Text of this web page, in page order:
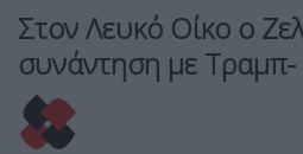
Στον Λευκό Οίκο ο
συνάντηση με